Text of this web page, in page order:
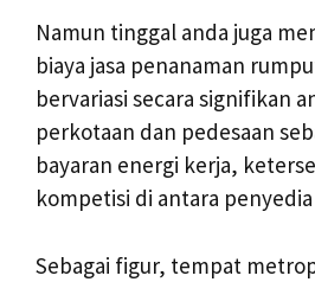
Namun tinggal anda juga
biaya jasa penanaman
bervariasi secara signifikan
perkotaan dan pedesaan
bayaran energi kerja,
kompetisi di antara
Sebagai figur, tempat